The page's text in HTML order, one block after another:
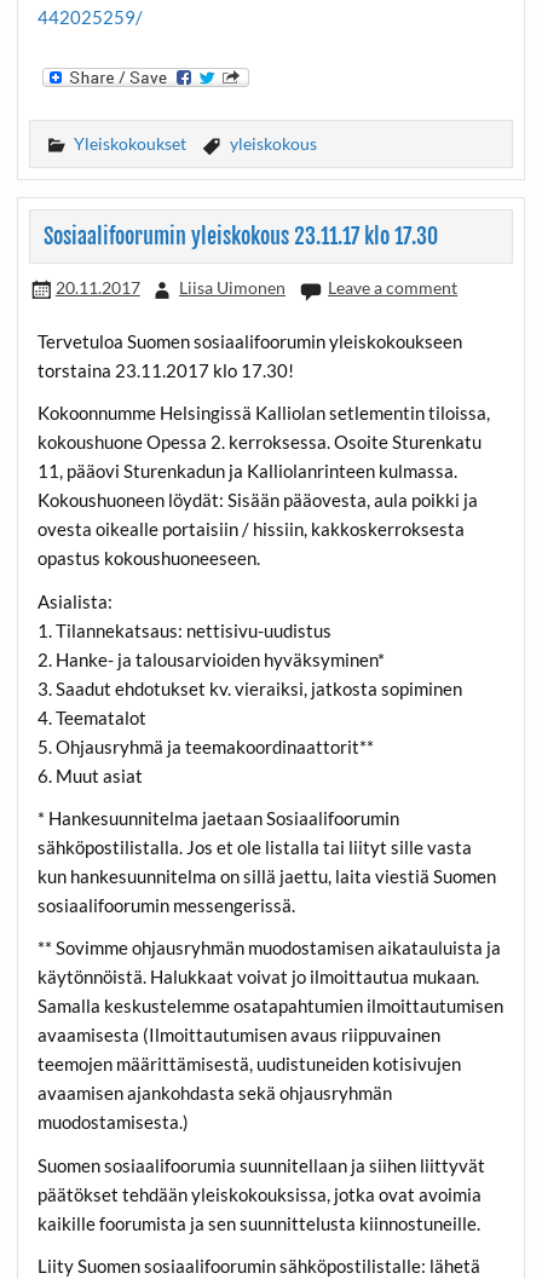
442025259/
Yleiskokoukset yleiskokous
Sosiaalifoorumin yleiskokous 23.11.17 klo 17.30
20.11.2017 Liisa Uimonen Leave a comment
Tervetuloa Suomen sosiaalifoorumin yleiskokoukseen
torstaina 23.11.2017 klo 17.30!
Kokoonnumme Helsingissä Kalliolan setlementin tiloissa,
kokoushuone Opessa 2. kerroksessa. Osoite Sturenkatu
11, pääovi Sturenkadun ja Kalliolanrinteen kulmassa.
Kokoushuoneen löydät: Sisään pääovesta, aula poikki ja
ovesta oikealle portaisiin / hissiin, kakkoskerroksesta
opastus kokoushuoneeseen.
Asialista:
1. Tilannekatsaus: nettisivu-uudistus
2. Hanke- ja talousarvioiden hyväksyminen*
3. Saadut ehdotukset kv. vieraiksi, jatkosta sopiminen
4. Teematalot
5. Ohjausryhmä ja teemakoordinaattorit**
6. Muut asiat
* Hankesuunnitelma jaetaan Sosiaalifoorumin
sähköpostilistalla. Jos et ole listalla tai liityt sille vasta
kun hankesuunnitelma on sillä jaettu, laita viestiä Suomen
sosiaalifoorumin messengerissä.
** Sovimme ohjausryhmän muodostamisen aikatauluista ja
käytönnöistä. Halukkaat voivat jo ilmoittautua mukaan.
Samalla keskustelemme osatapahtumien ilmoittautumisen
avaamisesta (Ilmoittautumisen avaus riippuvainen
teemojen määrittämisestä, uudistuneiden kotisivujen
avaamisen ajankohdasta sekä ohjausryhmän
muodostamisesta.)
Suomen sosiaalifoorumia suunnitellaan ja siihen liittyvät
päätökset tehdään yleiskokouksissa, jotka ovat avoimia
kaikille foorumista ja sen suunnittelusta kiinnostuneille.
Liity Suomen sosiaalifoorumin sähköpostilistalle: lähetä